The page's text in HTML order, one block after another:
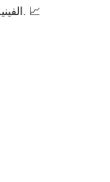
الفينيل ليس مجرد شراء؛ بل هو استثمار في الفن والثقافة. 📈